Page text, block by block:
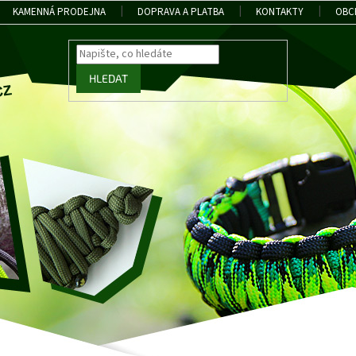
KAMENNÁ PRODEJNA DOPRAVA A PLATBA KONTAKTY
HLEDAT